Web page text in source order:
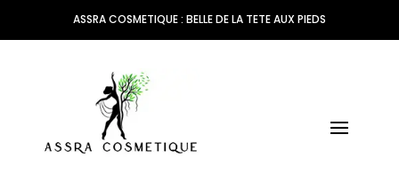
ASSRA COSMETIQUE : BELLE DE LA TETE AUX PIEDS